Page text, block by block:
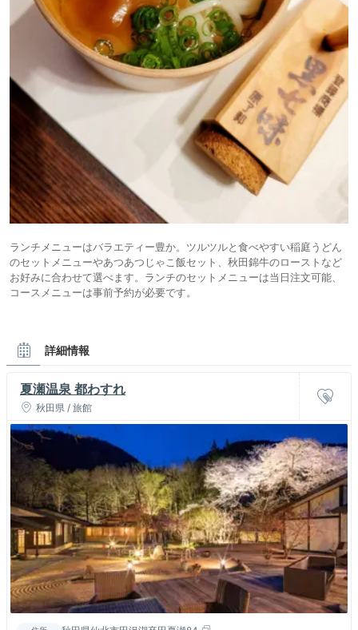
ランチメニューはバラエティー豊か。ツルツルと食べやすい稲庭うどん
のセットメニューやあつあつじゃこ飯セット、秋田錦牛のローストなど
お好みに合わせて選べます。ランチのセットメニューは当日注文可能、
コースメニューは事前予約が必要です。
詳細情報
夏瀬温泉 都わすれ
秋田県 / 旅館